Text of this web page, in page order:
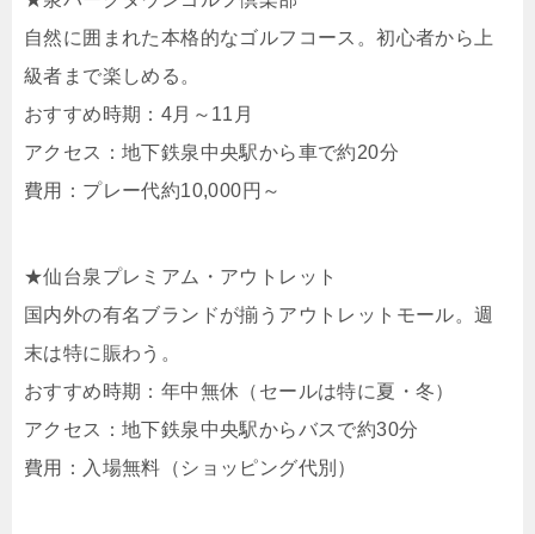
自然に囲まれた本格的なゴルフコース。初心者から上
級者まで楽しめる。
おすすめ時期：4月～11月
アクセス：地下鉄泉中央駅から車で約20分
費用：プレー代約10,000円～
★仙台泉プレミアム・アウトレット
国内外の有名ブランドが揃うアウトレットモール。週
末は特に賑わう。
おすすめ時期：年中無休（セールは特に夏・冬）
アクセス：地下鉄泉中央駅からバスで約30分
費用：入場無料（ショッピング代別）